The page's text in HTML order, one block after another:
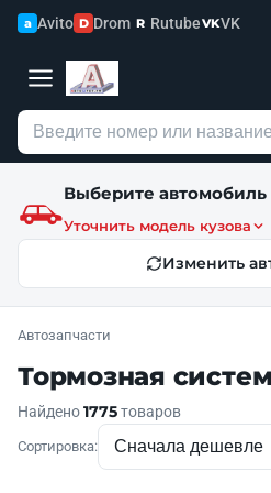
a Avito D Drom R RutubeVKVK
Выберите автомобиль
Уточнить модель кузова
Изменить
Автозапчасти
Тормозная
Найдено1775товаров
Сортировка: